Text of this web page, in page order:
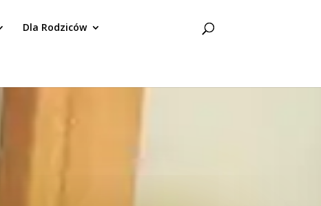
Dla Rodziców